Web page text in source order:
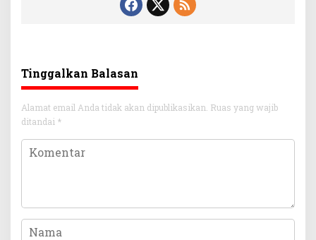
Tinggalkan Balasan
Alamat email Anda tidak akan dipublikasikan. Ruas yang wajib
ditandai *